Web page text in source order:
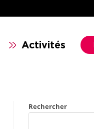
Activités
Rechercher